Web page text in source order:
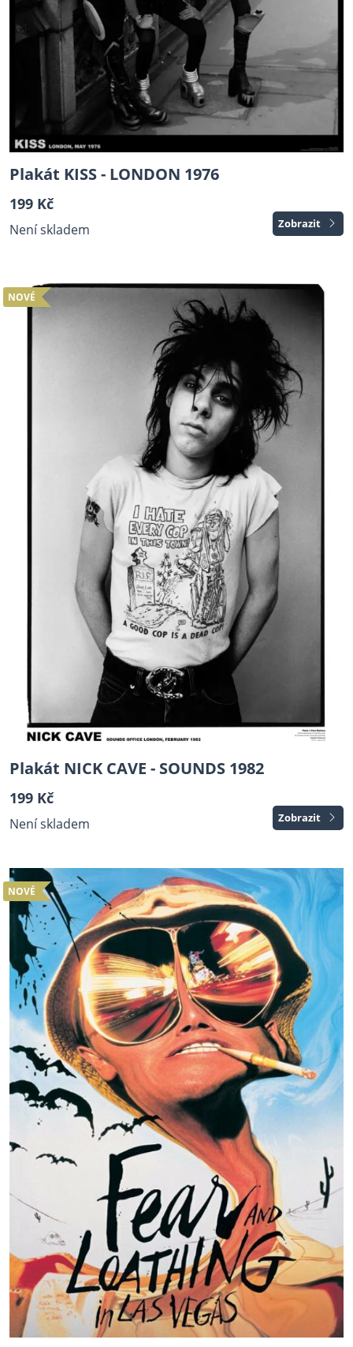
Plakát KISS - LONDON 1976
199 Kč
Není skladem Zobrazit
NOVÉ
Plakát NICK CAVE - SOUNDS 1982
199 Kč
Není skladem Zobrazit
NOVÉ